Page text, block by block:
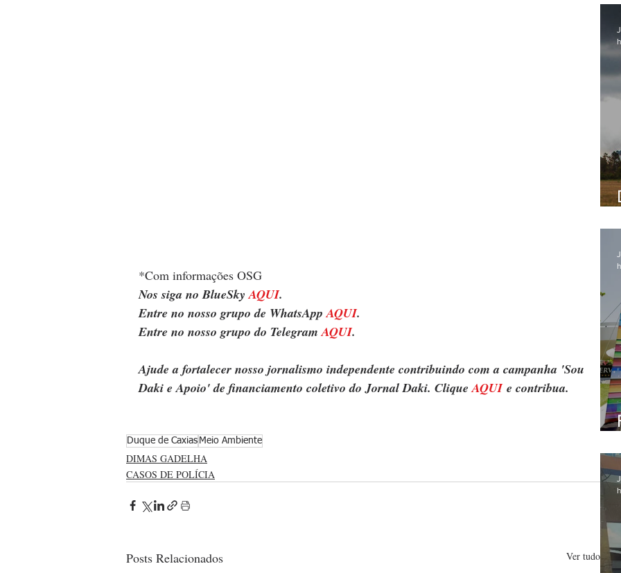
*Com informações OSG
Nos siga no BlueSky AQUI.
Entre no nosso grupo de WhatsApp AQUI.
Entre no nosso grupo do Telegram AQUI.
Ajude a fortalecer nosso jornalismo independente contribuindo com a campanha 'Sou
Daki e Apoio' de financiamento coletivo do Jornal Daki. Clique AQUI e contribua.
Duque de Caxias Meio Ambiente
DIMAS GADELHA
CASOS DE POLÍCIA
Posts Relacionados Ver tudo